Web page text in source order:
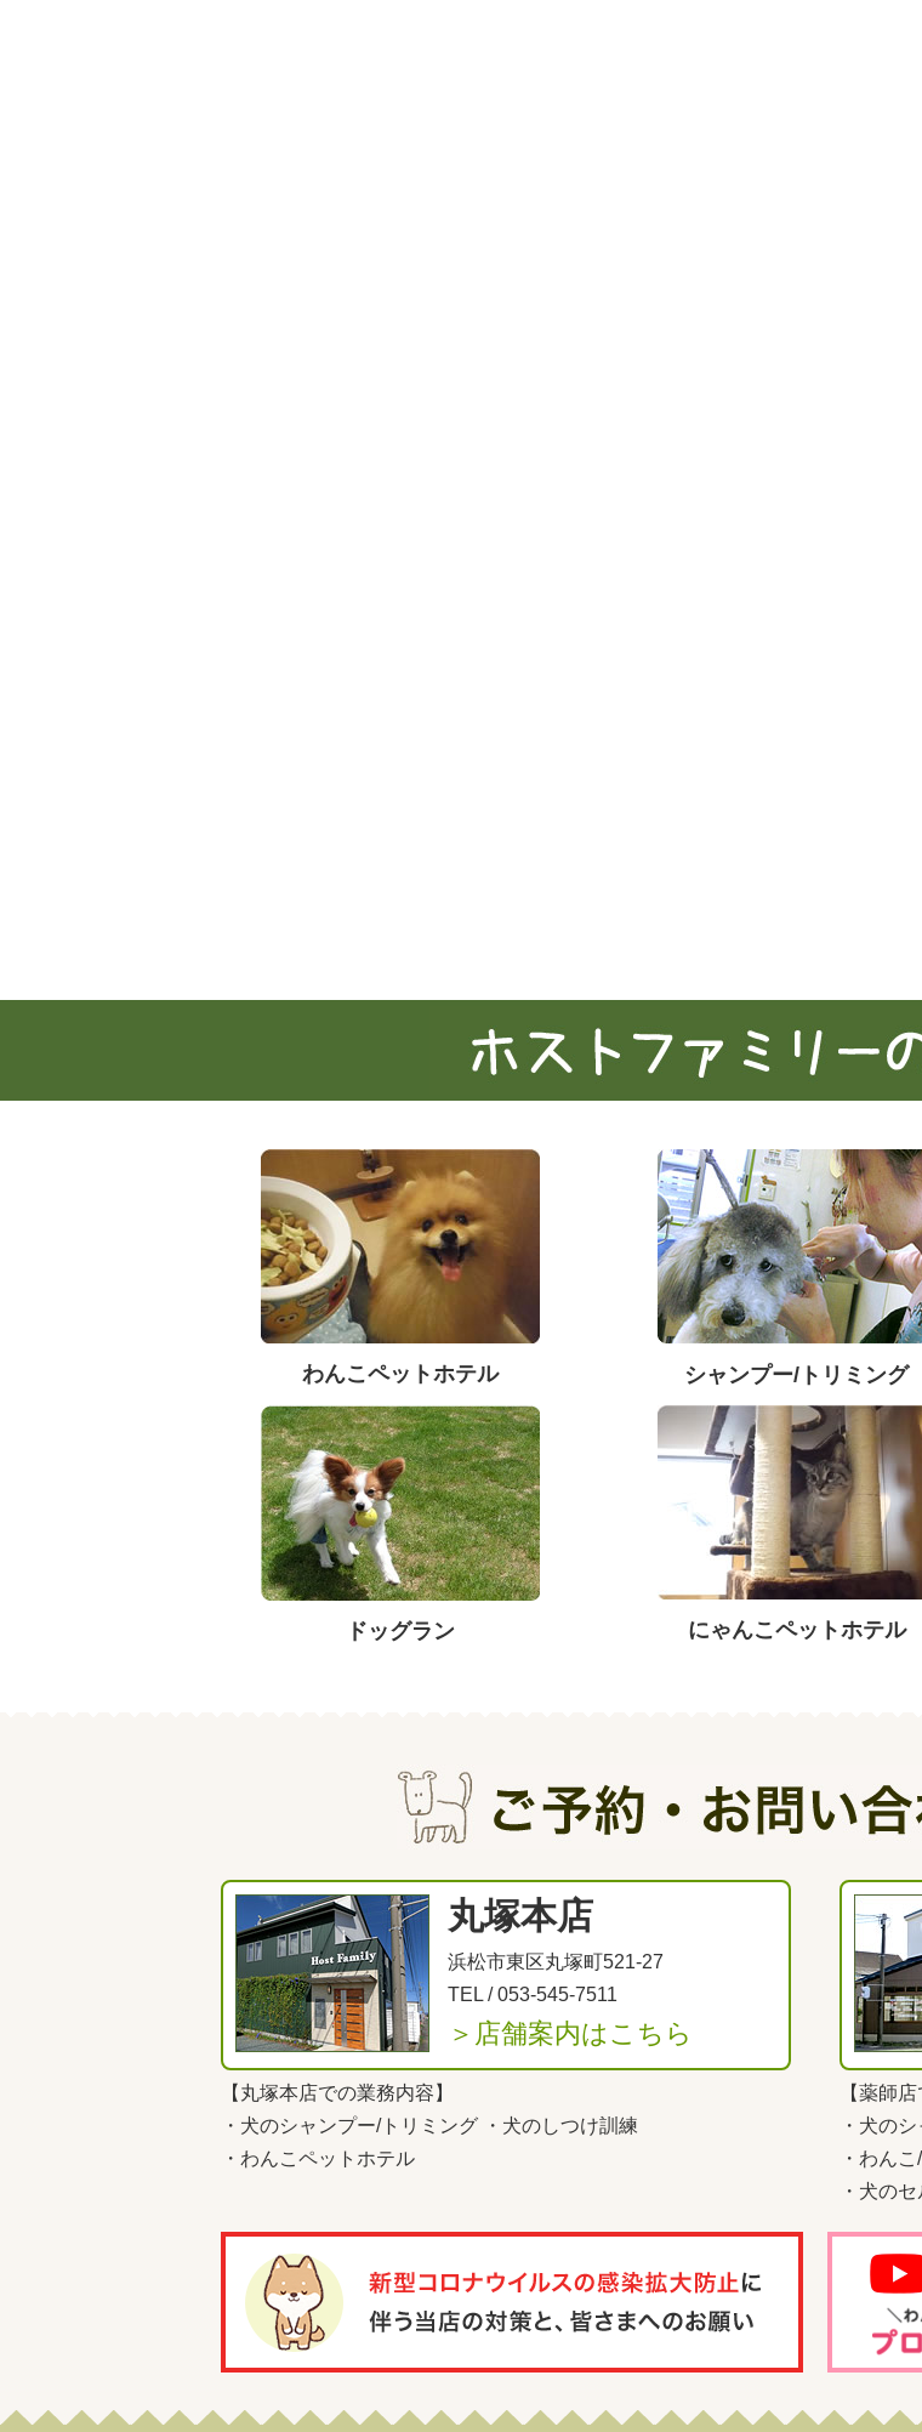
わんこペットホテル シャンプー/トリミング
ドッグラン にゃんこペットホテル
丸塚本店
浜松市東区丸塚町521-27
TEL /053-545-7511
＞店舗案内はこちら
【丸塚本店での業務内容】
・ 犬のシャンプー/トリミング ・ 犬のしつけ訓練
・ わんこペットホテル
【薬師
・ 犬の
・ わんこ /
・ 犬のセ